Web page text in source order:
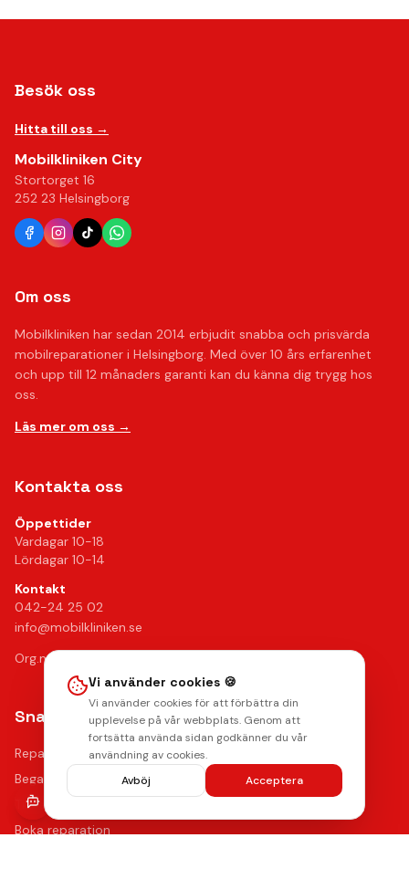
Besök oss
Hitta till oss →
Mobilkliniken City
Stortorget 16
252 23 Helsingborg
Om oss
Mobilkliniken har sedan 2014 erbjudit snabba och prisvärda
mobilreparationer i Helsingborg. Med över 10 års erfarenhet
och upp till 12 månaders garanti kan du känna dig trygg hos
oss.
Läs mer om oss →
Kontakta oss
Öppettider
Vardagar 10-18
Lördagar 10-14
Kontakt
042-24 25 02
info@mobilkliniken.se
Org.nr: 556946-9199
Snabblänkar
Reparationer
Begagnade mobiler
Tillbehör
Boka reparation
Vi använder cookies 🍪
Vi använder cookies för att förbättra din
upplevelse på vår webbplats. Genom att
fortsätta använda sidan godkänner du vår
användning av cookies.
Avböj
Acceptera